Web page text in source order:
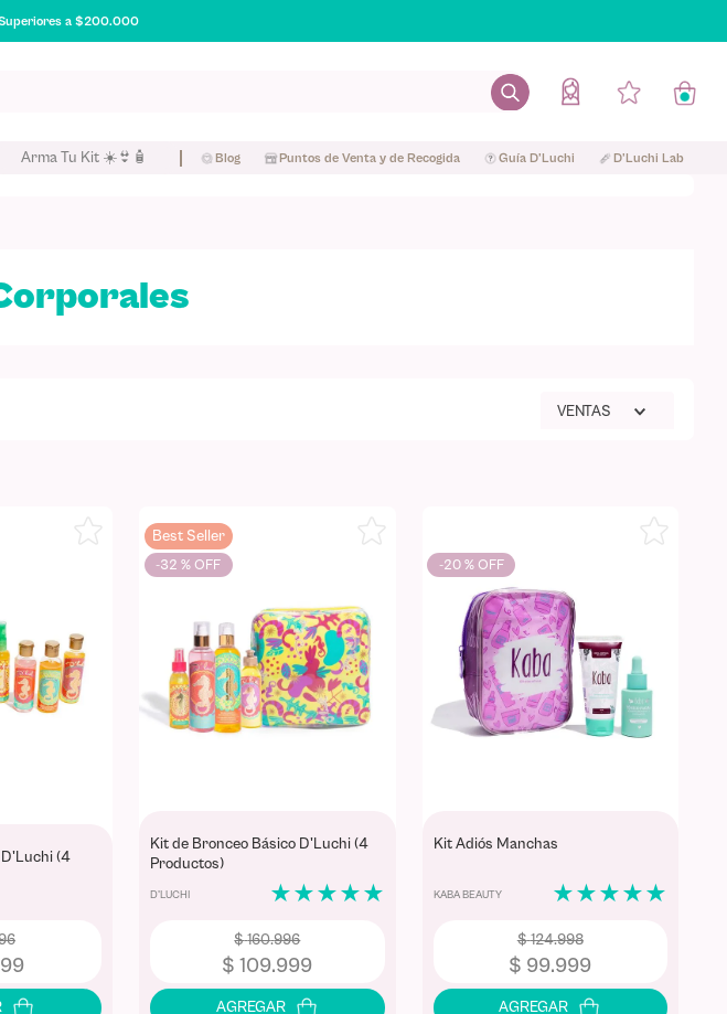
a $200.000
Arma Tu Kit ☀️👙🧴 Blog Puntos de Venta y de Recogida Guía D'Luchi D'Luchi Lab
VENTAS
(4
-32 %
Best Seller
Kit de Bronceo Básico D'Luchi (4
Productos)
D'LUCHI ★ ★ ★ ★ ★
$ 160.996
$ 109.999
-20 %
Kit Adiós Manchas
KABA BEAUTY ★ ★ ★ ★ ★
$ 124.998
$ 99.999